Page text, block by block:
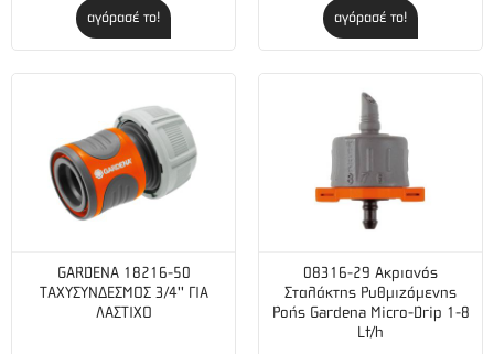
αγόρασέ το! αγόρασέ το!
GARDENA 18216-50
ΤΑΧΥΣΥΝΔΕΣΜΟΣ 3/4'' ΓΙΑ
ΛΑΣΤΙΧΟ
08316-29 Ακριανός
Σταλάκτης Ρυθμιζόμενης
Ροής Gardena Micro-Drip 1-8
Lt/h